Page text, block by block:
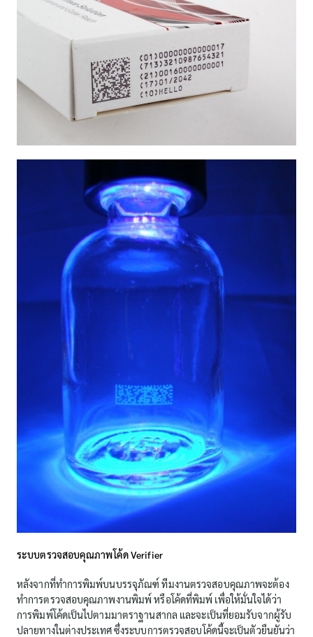
ระบบตรวจสอบคุณภาพโค้ด Verifier
หลังจากที่ทำการพิมพ์บนบรรจุภัณฑ์ ทีมงานตรวจสอบคุณภาพจะต้อง
ทำการตรวจสอบคุณภาพงานพิมพ์ หรือโค้ดที่พิมพ์ เพื่อให้มั่นใจได้ว่า
การพิมพ์โค้ดเป็นไปตามมาตราฐานสากล และจะเป็นที่ยอมรับจากผู้รับ
ปลายทางในต่างประเทศ ซึ่งระบบการตรวจสอบโค้ดนี้จะเป็นตัวยืนยันว่า